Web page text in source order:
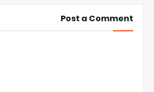
Post a Comment